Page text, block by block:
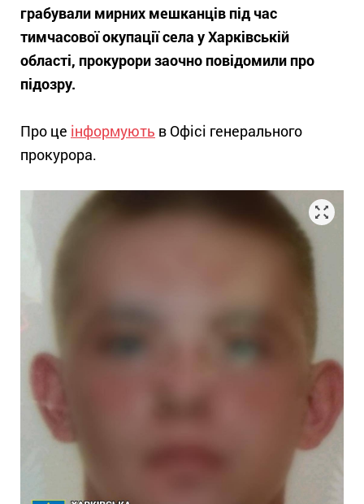
грабували мирних мешканців під час
тимчасової окупації села у Харківській
області, прокурори заочно повідомили про
підозру.
Про це інформують в Офісі генерального
прокурора.